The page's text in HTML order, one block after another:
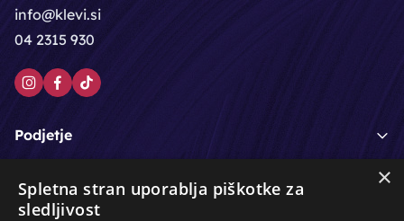
info@klevi.si
04 2315 930
Podjetje
Moj račun ×
Spletna stran uporablja piškotke za
sledljivost